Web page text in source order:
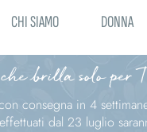
CHI SIAMO DONNA
brilla solo per
consegna in 4
dal 23 luglio